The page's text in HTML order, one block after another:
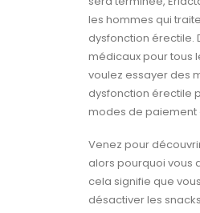
les hommes qui
dysfonction érectile.
médicaux pour tous
voulez essayer des
dysfonction érectile
modes de paiement
Venez pour
alors pourquoi vous
cela signifie que
désactiver les